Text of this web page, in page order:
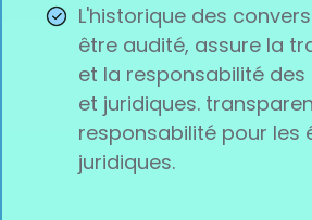
L'historique des
être audité, assure la
et la responsabilité des
et juridiques.
responsabilité pour les
juridiques.